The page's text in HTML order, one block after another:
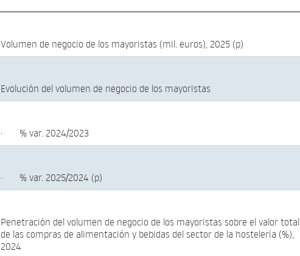
Volumen de negocio de los mayoristas (mil. euros), 2025 (p)
Evolución del volumen de negocio de los mayoristas
· % var. 2024/2023
· % var. 2025/2024 (p)
Penetración del volumen de negocio de los mayoristas sobre el valor total
de las compras de alimentación y bebidas del sector de la hostelería (%),
2024